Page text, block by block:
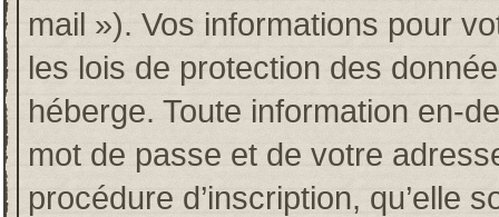
mail »). Vos informations pour
les lois de protection des
héberge. Toute information en-
mot de passe et de votre
procédure d’inscription, qu’elle